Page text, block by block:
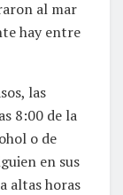
al mar
hay entre
las
8:00 de la
o de
en sus
altas horas